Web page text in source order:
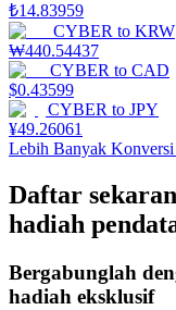
Launchpool
Staking fleksibel
₺14.83959
CYBER to KRW
₩440.54437
CYBER to CAD
$0.43599
CYBER to JPY
¥49.26061
Lebih Banyak
Daftar
hadiah
Bergabunglah
hadiah eksklusif